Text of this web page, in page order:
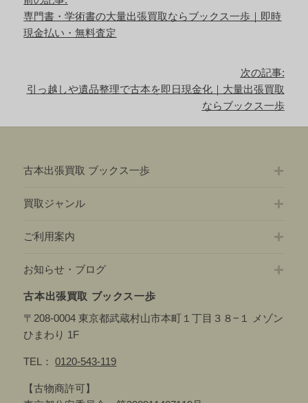
前
の
専門書・学術書の大量出張買取ならブックス一歩｜即時
現金払い・無料査定
次の記事:
次
引っ越しや遺品整理で古本を即日現金化｜大量出張買取
ならブックス一歩
古本出張買取 ブックス一歩
買取ジャンル
ご利用案内
お知らせ・ブログ
古本出張買取 ブックス一歩
〒208-0004 東京都武蔵村山市本町１丁目３８−１ メゾン
ひまわり 1F
TEL：0120-543-119
【古物商許可】